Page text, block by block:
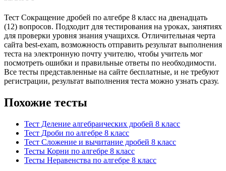
Тест Сокращение дробей по алгебре 8 класс на двенадцать
(12) вопросов. Подходит для тестирования на уроках, занятиях
для проверки уровня знания учащихся. Отличительная черта
сайта best-exam, возможность отправить результат выполнения
теста на электронную почту учителю, чтобы учитель мог
посмотреть ошибки и правильные ответы по необходимости.
Все тесты представленные на сайте бесплатные, и не требуют
регистрации, результат выполнения теста можно узнать сразу.
Похожие тесты
Тест Деление алгебраических дробей 8 класс
Тест Дроби по алгебре 8 класс
Тест Cложение и вычитание дробей 8 класс
Тесты Корни по алгебре 8 класс
Тесты Неравенства по алгебре 8 класс